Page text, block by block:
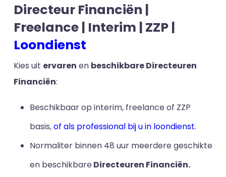
Directeur Financiën |
Freelance | Interim | ZZP |
Loondienst
Kies uit ervaren en beschikbare Directeuren
Financiën:
Beschikbaar op interim, freelance of ZZP
basis,of als professional bij u in loondienst.
Normaliter binnen 48 uur meerdere geschikte
en beschikbareDirecteuren Financiën.